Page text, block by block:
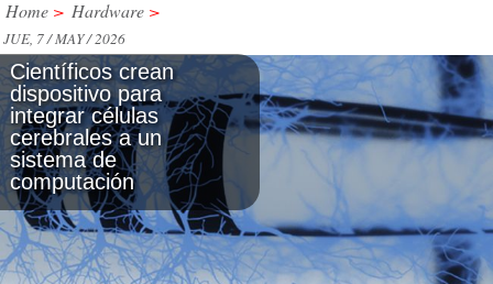
Home > Hardware >
JUE, 7 / MAY / 2026
Científicos crean
dispositivo para
integrar células
cerebrales a un
sistema de
computación